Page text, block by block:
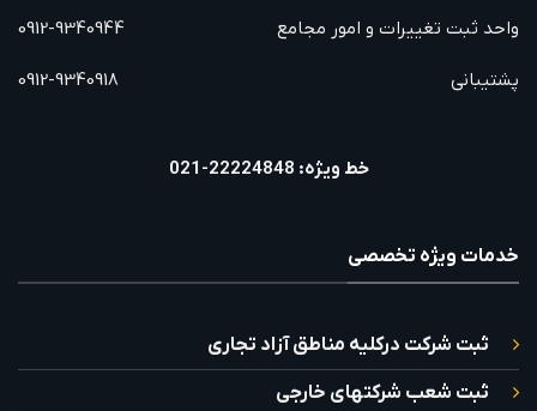
واحد ثبت تغییرات و امور مجامع
پشتیبانی
0912-9340944
0912-9340918
خط ویژه: 22224848-021
خدمات ویژه تخصصی
ثبت شرکت درکلیه مناطق آزاد تجاری
ثبت شعب شرکتهای خارجی